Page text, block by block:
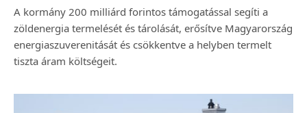
A kormány 200 milliárd forintos támogatással segíti a
zöldenergia termelését és tárolását, erősítve Magyarország
energiaszuverenitását és csökkentve a helyben termelt
tiszta áram költségeit.